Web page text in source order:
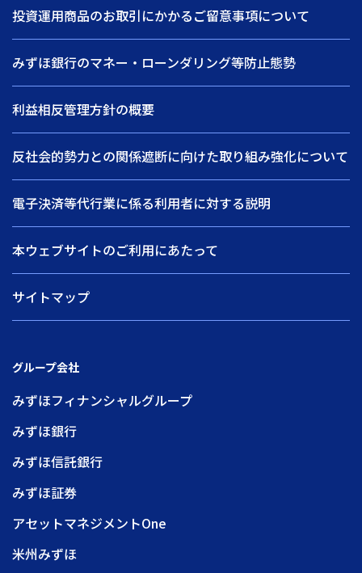
投資運用商品のお取引にかかるご留意事項について
みずほ銀行のマネー・ローンダリング等防止態勢
利益相反管理方針の概要
反社会的勢力との関係遮断に向けた取り組み強化について
電子決済等代行業に係る利用者に対する説明
本ウェブサイトのご利用にあたって
サイトマップ
グループ会社
みずほフィナンシャルグループ
みずほ銀行
みずほ信託銀行
みずほ証券
アセットマネジメントOne
米州みずほ